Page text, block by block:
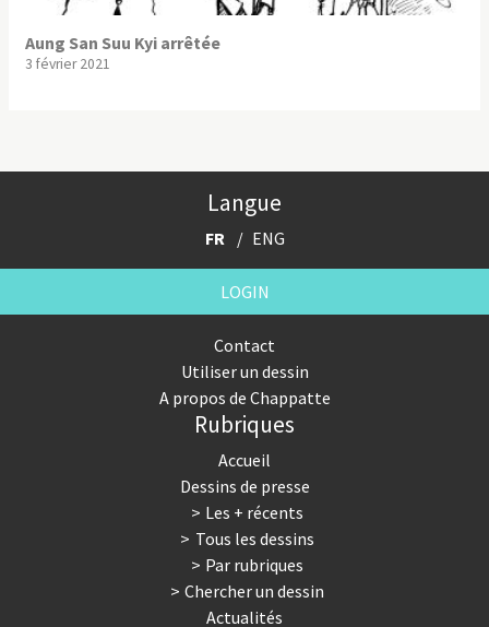
Aung San Suu Kyi arrêtée
3 février 2021
Langue
FR ENG
LOGIN
Contact
Utiliser un dessin
A propos de Chappatte
Rubriques
Accueil
Dessins de presse
Les + récents
Tous les dessins
Par rubriques
Chercher un dessin
Actualités